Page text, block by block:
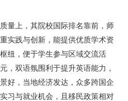
量上，其院校国际排名靠前，师
实践与创新，能提供优质学术资
纽，便于学生参与区域交流活
，双语氛围利于提升英语能力，
好，当地经济发达，众多跨国企
习与就业机会，且移民政策相对